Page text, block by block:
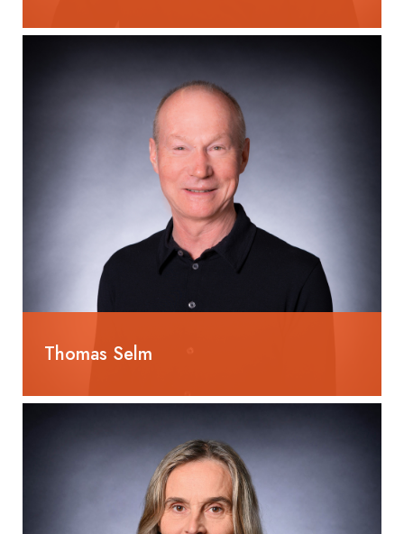
Geschäftsleitung/Inhaber
Dipl. Techniker TS Heizung,
Wirtschaftsing. FH (MAS)
Thomas Selm